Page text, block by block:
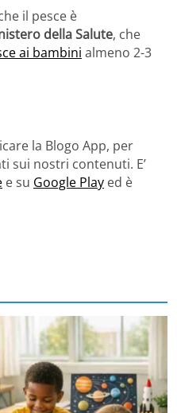
il pesce è
della Salute, che
ai bambini almeno 2-3
la Blogo App, per
sui nostri contenuti. E’
e su Google Play ed è